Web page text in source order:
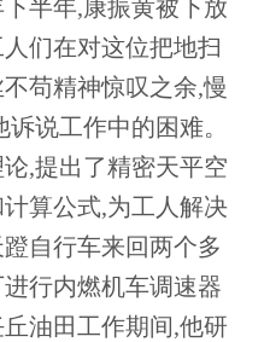
半年,康振黄被下放
们在对这位把地扫
苟精神惊叹之余,慢
说工作中的困难。
,提出了精密天平空
算公式,为工人解决
自行车来回两个多
行内燃机车调速器
油田工作期间,他研